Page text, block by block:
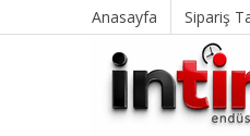
Anasayfa Sipariş